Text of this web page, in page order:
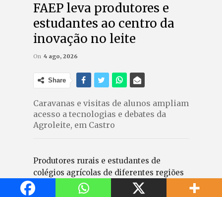
FAEP leva produtores e
estudantes ao centro da
inovação no leite
On 4 ago, 2026
Share
Caravanas e visitas de alunos ampliam
acesso a tecnologias e debates da
Agroleite, em Castro
Produtores rurais e estudantes de
colégios agrícolas de diferentes regiões
do Paraná participam da Agroleite 2026,